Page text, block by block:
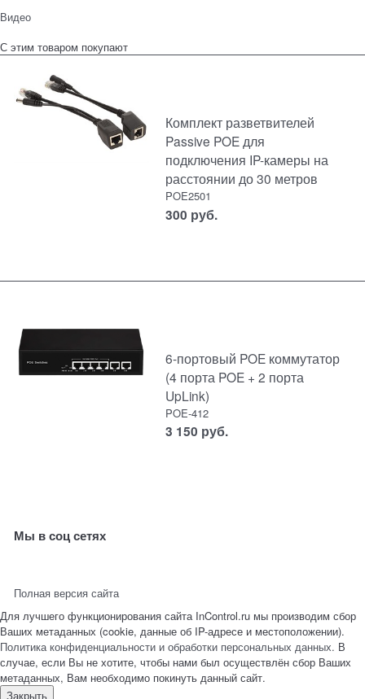
Видео
С этим товаром покупают
Комплект разветвителей
Passive POE для
подключения IP-камеры на
расстоянии до 30 метров
POE2501
300 руб.
6-портовый POE коммутатор
(4 порта POE + 2 порта
UpLink)
POE-412
3 150 руб.
Мы в соц сетях
Полная версия сайта
Для лучшего функционирования сайта InControl.ru мы производим сбор
Ваших метаданных (cookie, данные об IP-адресе и местоположении).
Политика конфиденциальности и обработки персональных данных. В
случае, если Вы не хотите, чтобы нами был осуществлён сбор Ваших
метаданных, Вам необходимо покинуть данный сайт.
Закрыть